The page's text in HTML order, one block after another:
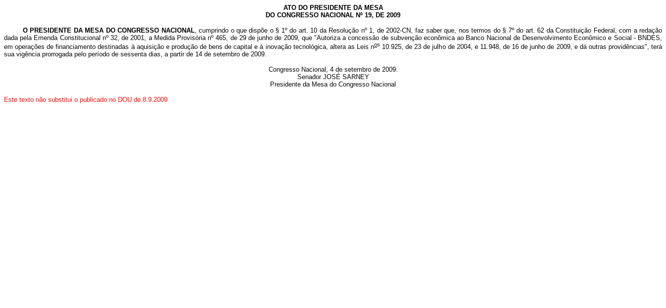
ATO DO PRESIDENTE DA MESA
DO CONGRESSO NACIONAL Nº 19, DE 2009
O PRESIDENTE DA MESA DO CONGRESSO NACIONAL, cumprindo o que dispõe o § 1º do art. 10 da Resolução nº 1, de 2002-CN, faz saber que, nos termos do § 7º do art. 62 da Constituição Federal, com a redação
dada pela Emenda Constitucional nº 32, de 2001, a Medida Provisória nº 465, de 29 de junho de 2009, que "Autoriza a concessão de subvenção econômica ao Banco Nacional de Desenvolvimento Econômico e Social - BNDES,
em operações de financiamento destinadas à aquisição e produção de bens de capital e à inovação tecnológica, altera as Leis nos 10.925, de 23 de julho de 2004, e 11.948, de 16 de junho de 2009, e dá outras providências", terá
sua vigência prorrogada pelo período de sessenta dias, a partir de 14 de setembro de 2009.
Congresso Nacional, 4 de setembro de 2009.
Senador JOSÉ SARNEY
Presidente da Mesa do Congresso Nacional
Este texto não substitui o publicado no DOU de 8.9.2009